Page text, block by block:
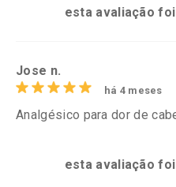
esta avaliação
Jose n.
há 4 meses
Analgésico para dor de
esta avaliação